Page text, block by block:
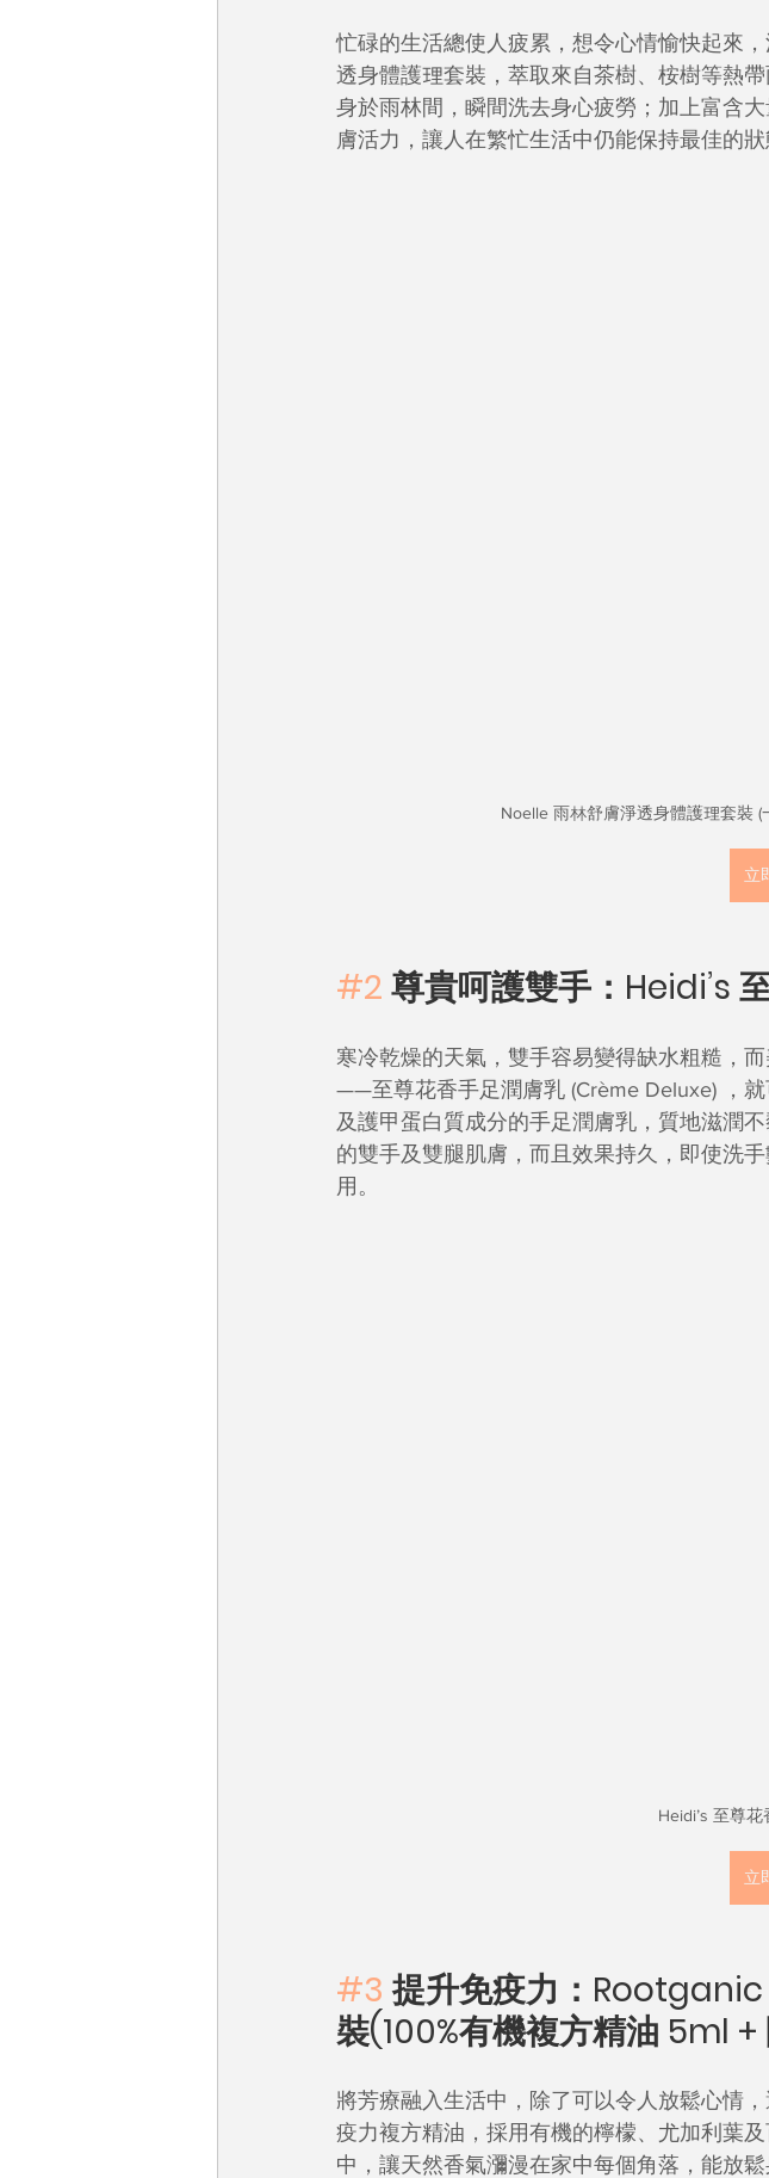
忙碌的生活總使人疲累，想令心情愉快起來
透身體護理套裝，萃取來自茶樹、桉樹等熱
身於雨林間，瞬間洗去身心疲勞；加上富含
膚活力，讓人在繁忙生活中仍能保持最佳的狀
Noelle 雨林舒膚淨透身體護理套裝
立
#2 尊貴呵護雙手：Heidi’s
寒冷乾燥的天氣，雙手容易變得缺水粗糙，
——至尊花香手足潤膚乳 (Crème Deluxe) ，
及護甲蛋白質成分的手足潤膚乳，質地滋潤
的雙手及雙腿肌膚，而且效果持久，即使洗
用。
Heidi’s 至尊
立
#3 提升免疫力：
裝(100%有機複方精油 5ml
將芳療融入生活中，除了可以令人放鬆心情
疫力複方精油，採用有機的檸檬、尤加利葉
中，讓天然香氣瀰漫在家中每個角落，能放